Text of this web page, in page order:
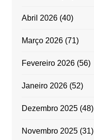
Abril 2026(40)
Março 2026(71)
Fevereiro 2026(56)
Janeiro 2026(52)
Dezembro 2025(48)
Novembro 2025(31)